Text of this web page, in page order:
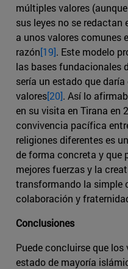
múltiples valores
sus leyes no se redactan
a unos valores comunes
razón[19]. Este modelo
las bases fundacionales
sería un estado que
valores[20]. Así lo
en su visita en Tirana en
convivencia pacífica
religiones diferentes es
de forma concreta y que
mejores fuerzas y la
transformando la simple
colaboración y
Conclusiones
Puede concluirse que
estado de mayoría